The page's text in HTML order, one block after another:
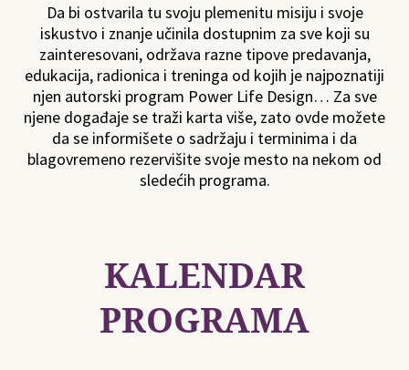
Da bi ostvarila tu svoju plemenitu misiju i svoje
iskustvo i znanje učinila dostupnim za sve koji su
zainteresovani, održava razne tipove predavanja,
edukacija, radionica i treninga od kojih je najpoznatiji
njen autorski program Power Life Design… Za sve
njene događaje se traži karta više, zato ovde možete
da se informišete o sadržaju i terminima i da
blagovremeno rezervišite svoje mesto na nekom od
sledećih programa.
KALENDAR
PROGRAMA